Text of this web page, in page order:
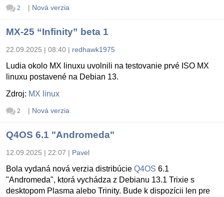
2 | Nová verzia
MX-25 “Infinity” beta 1
22.09.2025 | 08:40 | redhawk1975
Ludia okolo MX linuxu uvolnili na testovanie prvé ISO MX
linuxu postavené na Debian 13.
Zdroj: MX linux
2 | Nová verzia
Q4OS 6.1 "Andromeda"
12.09.2025 | 22:07 | Pavel
Bola vydaná nová verzia distribúcie Q4OS 6.1
"Andromeda", ktorá vychádza z Debianu 13.1 Trixie s
desktopom Plasma alebo Trinity. Bude k dispozícii len pre